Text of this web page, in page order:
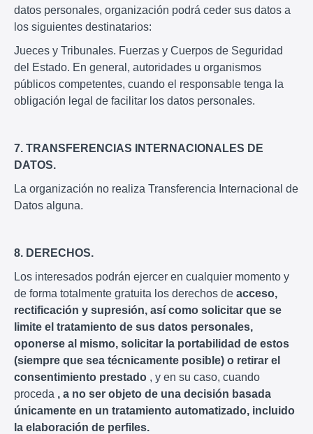
datos personales, organización podrá ceder sus datos a
los siguientes destinatarios:
Jueces y Tribunales. Fuerzas y Cuerpos de Seguridad
del Estado. En general, autoridades u organismos
públicos competentes, cuando el responsable tenga la
obligación legal de facilitar los datos personales.
7. TRANSFERENCIAS INTERNACIONALES DE
DATOS.
La organización no realiza Transferencia Internacional de
Datos alguna.
8. DERECHOS.
Los interesados podrán ejercer en cualquier momento y
de forma totalmente gratuita los derechos de acceso,
rectificación y supresión, así como solicitar que se
limite el tratamiento de sus datos personales,
oponerse al mismo, solicitar la portabilidad de estos
(siempre que sea técnicamente posible) o retirar el
consentimiento prestado , y en su caso, cuando
proceda , a no ser objeto de una decisión basada
únicamente en un tratamiento automatizado, incluido
la elaboración de perfiles.